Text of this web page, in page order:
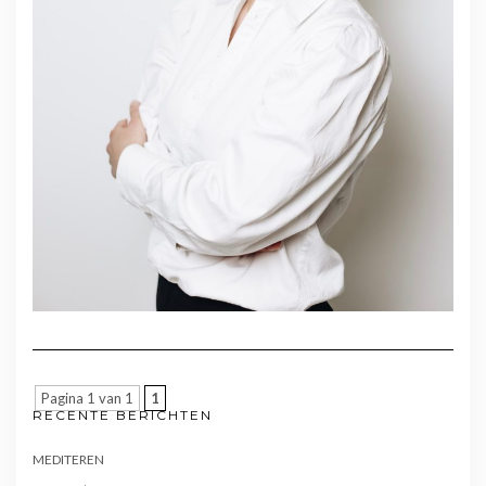
Pagina 1 van 1 1
RECENTE BERICHTEN
MEDITEREN